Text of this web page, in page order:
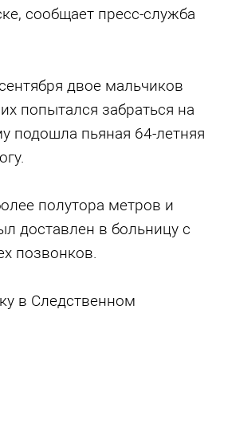
сообщает пресс-служба
двое мальчиков
попытался забраться на
подошла пьяная 64-летняя
полутора метров и
доставлен в больницу с
позвонков.
в Следственном